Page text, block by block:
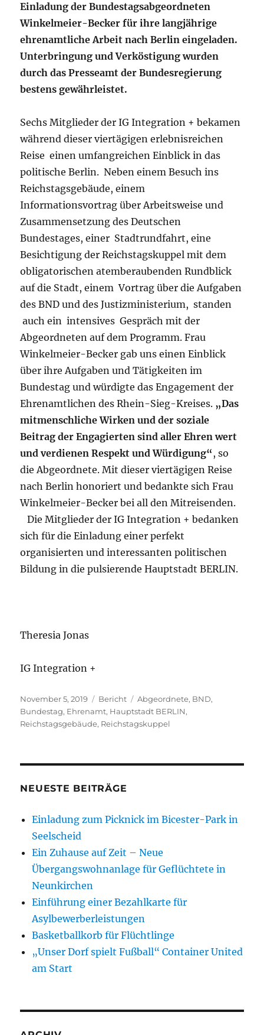
Einladung der Bundestagsabgeordneten
Winkelmeier-Becker für ihre langjährige
ehrenamtliche Arbeit nach Berlin eingeladen.
Unterbringung und Verköstigung wurden
durch das Presseamt der Bundesregierung
bestens gewährleistet.
Sechs Mitglieder der IG Integration + bekamen
während dieser viertägigen erlebnisreichen
Reise einen umfangreichen Einblick in das
politische Berlin. Neben einem Besuch ins
Reichstagsgebäude, einem
Informationsvortrag über Arbeitsweise und
Zusammensetzung des Deutschen
Bundestages, einer Stadtrundfahrt, eine
Besichtigung der Reichstagskuppel mit dem
obligatorischen atemberaubenden Rundblick
auf die Stadt, einem Vortrag über die Aufgaben
des BND und des Justizministerium, standen
auch ein intensives Gespräch mit der
Abgeordneten auf dem Programm. Frau
Winkelmeier-Becker gab uns einen Einblick
über ihre Aufgaben und Tätigkeiten im
Bundestag und würdigte das Engagement der
Ehrenamtlichen des Rhein-Sieg-Kreises. „Das
mitmenschliche Wirken und der soziale
Beitrag der Engagierten sind aller Ehren wert
und verdienen Respekt und Würdigung“, so
die Abgeordnete. Mit dieser viertägigen Reise
nach Berlin honoriert und bedankte sich Frau
Winkelmeier-Becker bei all den Mitreisenden.
Die Mitglieder der IG Integration + bedanken
sich für die Einladung einer perfekt
organisierten und interessanten politischen
Bildung in die pulsierende Hauptstadt BERLIN.
Theresia Jonas
IG Integration +
Veröffentlicht
am
November 5, 2019 Kategorien
Bericht Schlagwörter
Abgeordnete, BND,
Bundestag, Ehrenamt, Hauptstadt BERLIN,
Reichstagsgebäude, Reichstagskuppel
NEUESTE BEITRÄGE
Einladung zum Picknick im Bicester-Park in
Seelscheid
Ein Zuhause auf Zeit – Neue
Übergangswohnanlage für Geflüchtete in
Neunkirchen
Einführung einer Bezahlkarte für
Asylbewerberleistungen
Basketballkorb für Flüchtlinge
„Unser Dorf spielt Fußball“ Container United
am Start